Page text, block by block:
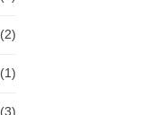
(2)
(1)